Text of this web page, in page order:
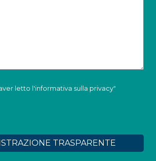
letto l'informativa sulla privacy"
TRASPARENTE